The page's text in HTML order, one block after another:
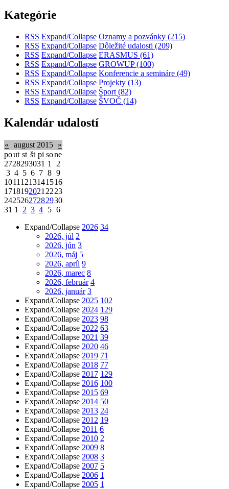
Kategórie
RSS Expand/Collapse Oznamy a pozvánky (215)
RSS Expand/Collapse Dôležité udalosti (209)
RSS Expand/Collapse ERASMUS (61)
RSS Expand/Collapse GROWUP(100)
RSS Expand/Collapse Konferencie a semináre (49)
RSS Expand/Collapse Projekty (13)
RSS Expand/Collapse Šport (82)
RSS Expand/Collapse ŠVOČ (14)
Kalendár udalostí
« august 2015 »
pout st št pi sone
2728293031 1
2
3 4 5 6 7 8 9
1011 1213141516
1718192021 2223
24252627282930
31 1 2 3 4 5 6
Expand/Collapse 2026 34
2026, júl 2
2026, jún 3
2026, máj 5
2026, apríl 9
2026, marec 8
2026, február 4
2026, január 3
Expand/Collapse 2025 102
Expand/Collapse 2024 129
Expand/Collapse 2023 98
Expand/Collapse 2022 63
Expand/Collapse 2021 39
Expand/Collapse 2020 46
Expand/Collapse 2019 71
Expand/Collapse 2018 77
Expand/Collapse 2017 129
Expand/Collapse 2016 100
Expand/Collapse 2015 69
Expand/Collapse 2014 50
Expand/Collapse 2013 24
Expand/Collapse 2012 19
Expand/Collapse 2011 6
Expand/Collapse 2010 2
Expand/Collapse 2009 8
Expand/Collapse 2008 3
Expand/Collapse 2007 5
Expand/Collapse 2006 1
Expand/Collapse 2005 1